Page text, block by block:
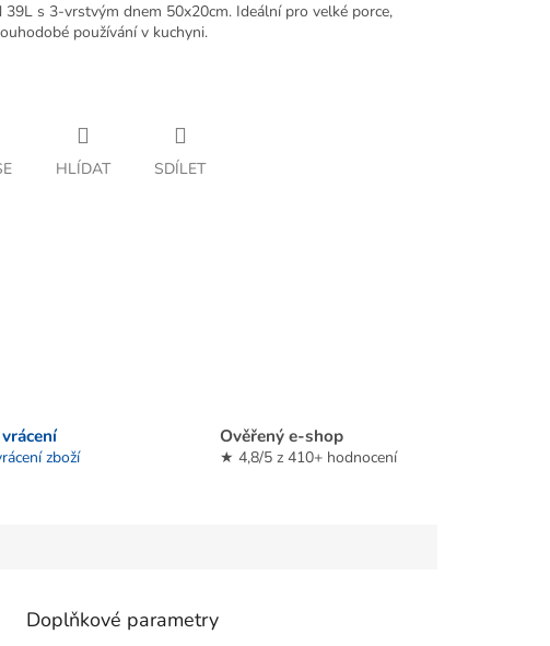
39L s 3-vrstvým dnem 50x20cm. Ideální pro velké porce,
používání v kuchyni.
HLÍDAT SDÍLET
zboží
Ověřený e-shop
★ 4,8/5 z 410+ hodnocení
Doplňkové parametry